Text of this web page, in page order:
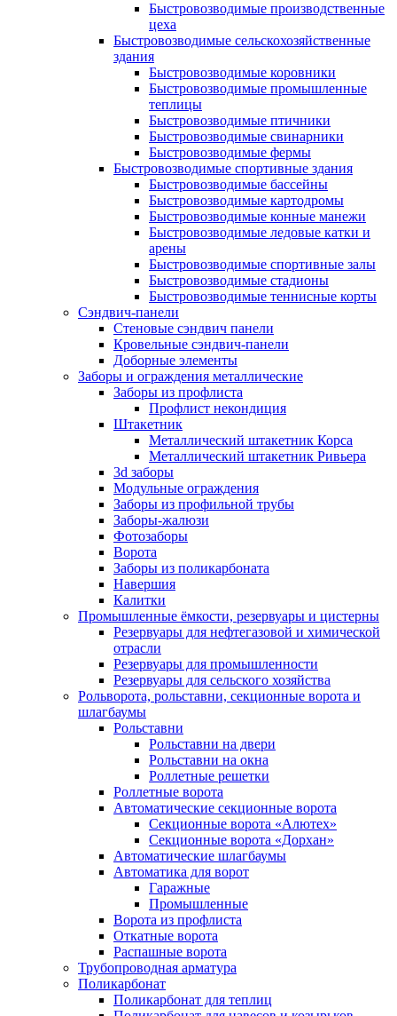
Быстровозводимые производственные
цеха
Быстровозводимые сельскохозяйственные
здания
Быстровозводимые коровники
Быстровозводимые промышленные
теплицы
Быстровозводимые птичники
Быстровозводимые свинарники
Быстровозводимые фермы
Быстровозводимые спортивные здания
Быстровозводимые бассейны
Быстровозводимые картодромы
Быстровозводимые конные манежи
Быстровозводимые ледовые катки и
арены
Быстровозводимые спортивные залы
Быстровозводимые стадионы
Быстровозводимые теннисные корты
Сэндвич-панели
Стеновые сэндвич панели
Кровельные сэндвич-панели
Доборные элементы
Заборы и ограждения металлические
Заборы из профлиста
Профлист некондиция
Штакетник
Металлический штакетник Корса
Металлический штакетник Ривьера
3d заборы
Модульные ограждения
Заборы из профильной трубы
Заборы-жалюзи
Фотозаборы
Ворота
Заборы из поликарбоната
Навершия
Калитки
Промышленные ёмкости, резервуары и цистерны
Резервуары для нефтегазовой и химической
отрасли
Резервуары для промышленности
Резервуары для сельского хозяйства
Рольворота, рольставни, секционные ворота и
шлагбаумы
Рольставни
Рольставни на двери
Рольставни на окна
Роллетные решетки
Роллетные ворота
Автоматические секционные ворота
Секционные ворота «Алютех»
Секционные ворота «Дорхан»
Автоматические шлагбаумы
Автоматика для ворот
Гаражные
Промышленные
Ворота из профлиста
Откатные ворота
Распашные ворота
Трубопроводная арматура
Поликарбонат
Поликарбонат для теплиц